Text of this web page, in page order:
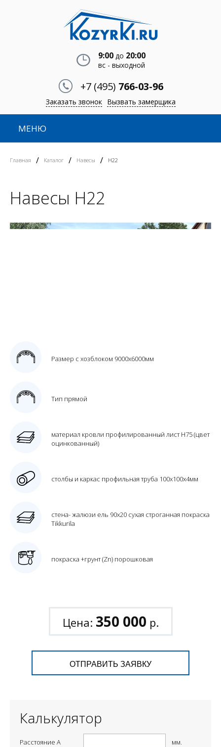
9:00до 20:00
вс - выходной
+7 (495) 766-03-96
Заказать звонок Вызвать замерщика
МЕНЮ
Главная / Каталог / Навесы / Н22
Навесы Н22
Размер с хозблоком 9000х6000мм
Тип прямой
материал кровли профилированный лист Н75 (цвет
оцинкованный)
столбы и каркас профильная труба 100х100х4мм
стена- жалюзи ель 90х20 сухая строганная покраска
Tikkurila
покраска +грунт (Zn) порошковая
Цена: 350 000 р.
ОТПРАВИТЬ ЗАЯВКУ
Калькулятор
Расстояние А мм.